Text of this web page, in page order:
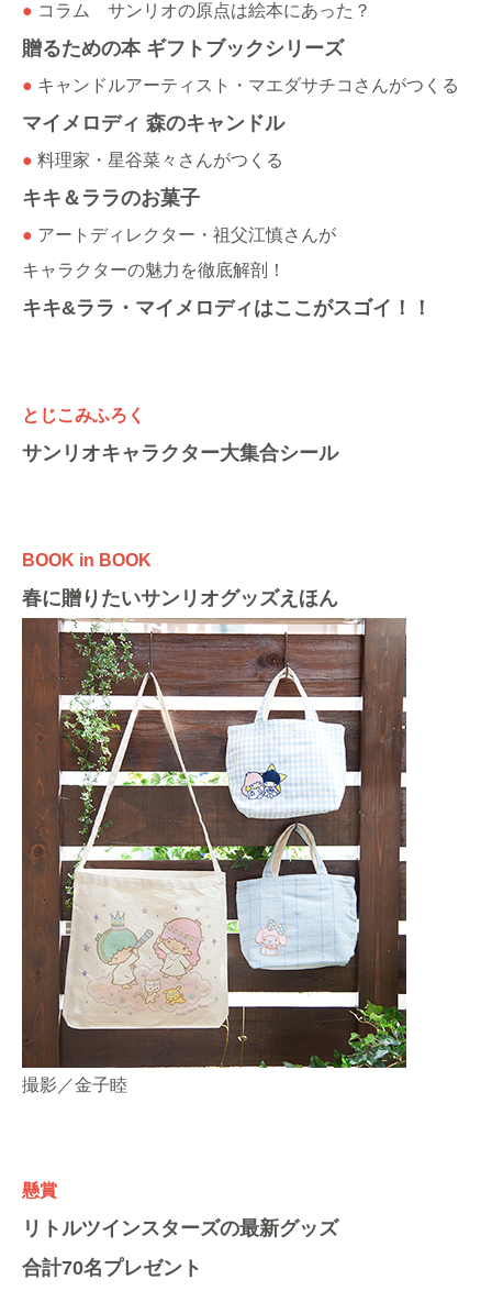
● コラム サンリオの原点は絵本にあった？
贈るための本 ギフトブックシリーズ
● キャンドルアーティスト・マエダサチコさんがつくる
マイメロディ 森のキャンドル
● 料理家・星谷菜々さんがつくる
キキ＆ララのお菓子
● アートディレクター・祖父江慎さんが
キャラクターの魅力を徹底解剖！
キキ&ララ・マイメロディはここがスゴイ！！
とじこみふろく
サンリオキャラクター大集合シール
BOOK in BOOK
春に贈りたいサンリオグッズえほん
撮影／金子睦
懸賞
リトルツインスターズの最新グッズ
合計70名プレゼント